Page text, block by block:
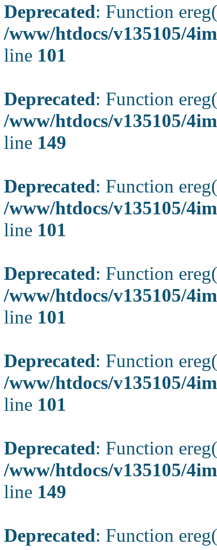
Deprecated: Function
/www/htdocs/v135105/
line 101
Deprecated: Function
/www/htdocs/v135105/
line 149
Deprecated: Function
/www/htdocs/v135105/
line 101
Deprecated: Function
/www/htdocs/v135105/
line 101
Deprecated: Function
/www/htdocs/v135105/
line 101
Deprecated: Function
/www/htdocs/v135105/
line 149
Deprecated: Function